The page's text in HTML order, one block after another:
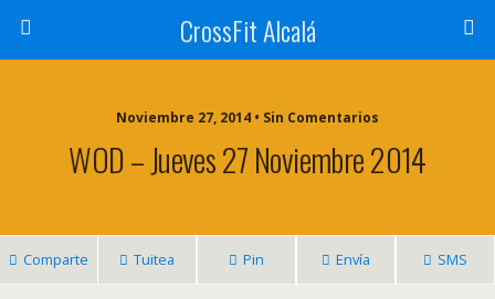
CrossFit Alcalá
Noviembre 27, 2014 • Sin Comentarios
WOD – Jueves 27 Noviembre 2014
Comparte Tuitea Pin Envía SMS